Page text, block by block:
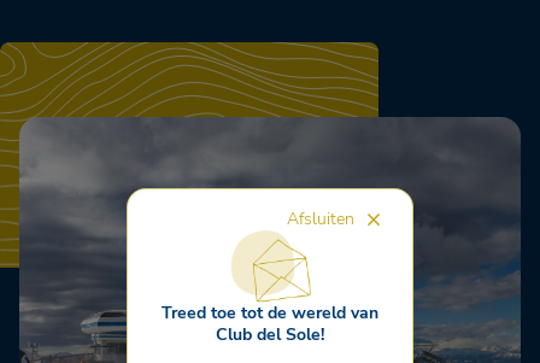
Afsluiten
Treed toe tot de wereld van
Club del Sole!